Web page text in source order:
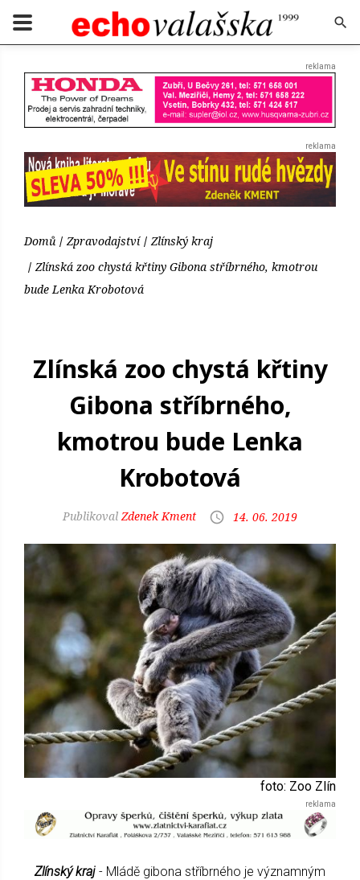
Domů Zpravodajství
Zlínský kraj
Zlínská zoo chystá křtiny Gibona stříbrného, kmotrou
bude Lenka Krobotová
Zlínská zoo chystá křtiny
Gibona stříbrného,
kmotrou bude Lenka
Krobotová
Zdenek Kment 14. 06. 2019
foto: Zoo Zlín
Zlínský kraj - Mládě gibona stříbrného je významným